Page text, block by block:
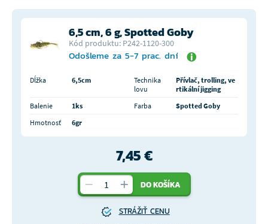
6,5 cm, 6 g, Spotted Goby
Kód produktu: P242-1120-300
Odošleme za 5-7 prac. dní
Dĺžka 6,5cm
Technika
lovu
Přívlač, trolling, ve
rtikální jigging
Balenie
1ks Farba
Spotted Goby
Hmotnosť
6gr
7,45 €
DO KOŠÍKA
STRÁŽIŤ CENU